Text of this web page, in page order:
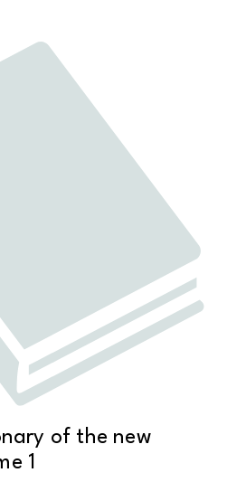
of the new
1